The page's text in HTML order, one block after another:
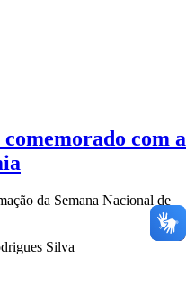
com a
da Semana Nacional de
Silva